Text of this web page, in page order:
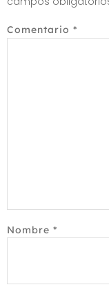
Comentario *
Nombre *